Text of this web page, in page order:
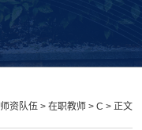
师资队伍 >在职教师 >C > 正文